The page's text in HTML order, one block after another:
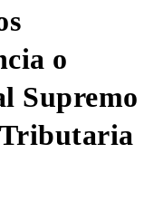
o
Supremo